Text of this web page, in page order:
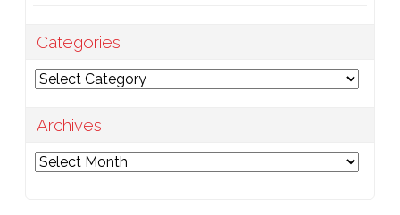
Categories
Categories
Archives
Archives